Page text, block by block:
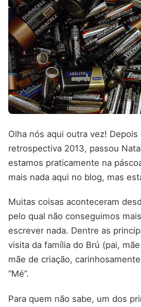
Olha nós aqui outra vez!
retrospectiva 2013, passou
estamos praticamente na
mais nada aqui no blog, mas
Muitas coisas aconteceram
pelo qual não conseguimos
escrever nada. Dentre as
visita da família do Brú (pai,
mãe de criação,
“Mé”.
Para quem não sabe, um dos